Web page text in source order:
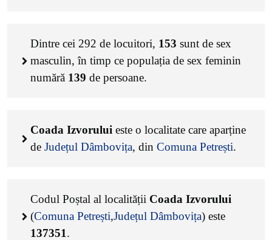
Dintre cei 292 de locuitori, 153 sunt de sex
masculin, în timp ce populația de sex feminin
numără 139 de persoane.
Coada Izvorului este o localitate care aparține
de Județul Dâmbovița, din Comuna Petrești.
Codul Poștal al localității Coada Izvorului
(Comuna Petrești,Județul Dâmbovița) este
137351.